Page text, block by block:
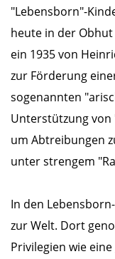
"Lebensborn"-
heute in der Obhut
ein 1935 von
zur Förderung
sogenannten
Unterstützung
um Abtreibungen
unter strengem
In den
zur Welt. Dort
Privilegien wie